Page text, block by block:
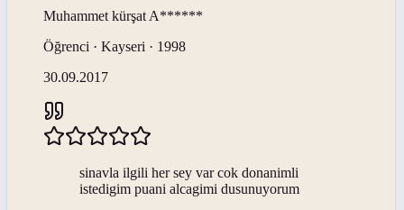
Muhammet kürşat A******
Öğrenci · Kayseri · 1998
30.09.2017
sinavla ilgili her sey var cok donanimli
istedigim puani alcagimi dusunuyorum